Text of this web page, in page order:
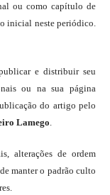
ou como capítulo de
inicial neste periódico.
e distribuir seu
ou na sua página
do artigo pelo
Lamego.
alterações de ordem
manter o padrão culto